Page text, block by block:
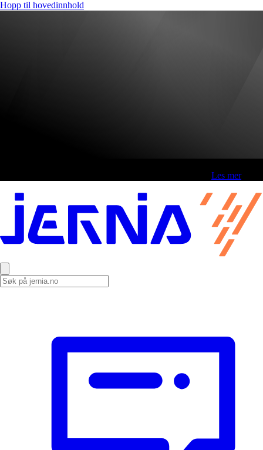
Hopp til hovedinnhold
Les mer